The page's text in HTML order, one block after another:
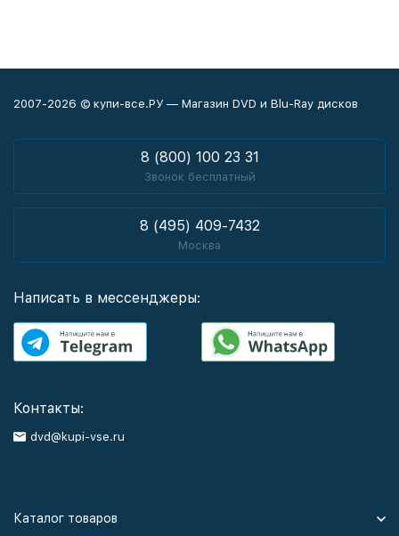
2007-2026 © купи-все.РУ — Магазин DVD и Blu-Ray дисков
8 (800) 100 23 31
Звонок бесплатный
8 (495) 409-7432
Москва
Написать в мессенджеры:
Контакты:
dvd@kupi-vse.ru
Каталог товаров